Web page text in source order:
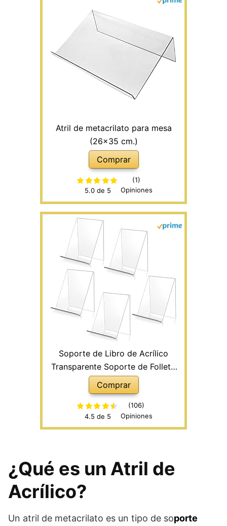
Atril de metacrilato para mesa
(26x35 cm.)
Comprar
5.0 de 5
(1)
Opiniones
Soporte de Libro de Acrílico
Transparente Soporte de Folleto
Atril Libro Soporte de Exhibición
Expositor para Libros Fotos Papel
Calendario Folleto Receta, 5 Piezas
Comprar
4.5 de 5
(106)
Opiniones
¿Qué es un Atril de
Acrílico?
Un atril de metacrilato es un tipo de soporte